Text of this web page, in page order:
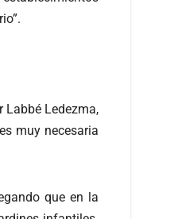
Labbé Ledezma,
muy necesaria
que en la